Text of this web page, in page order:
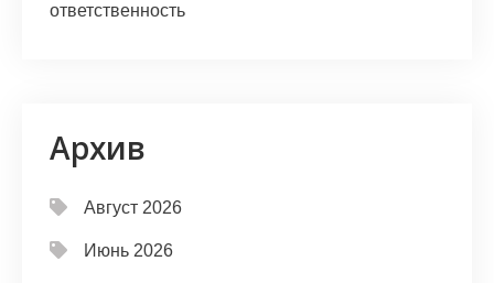
ответственность
Архив
Август 2026
Июнь 2026